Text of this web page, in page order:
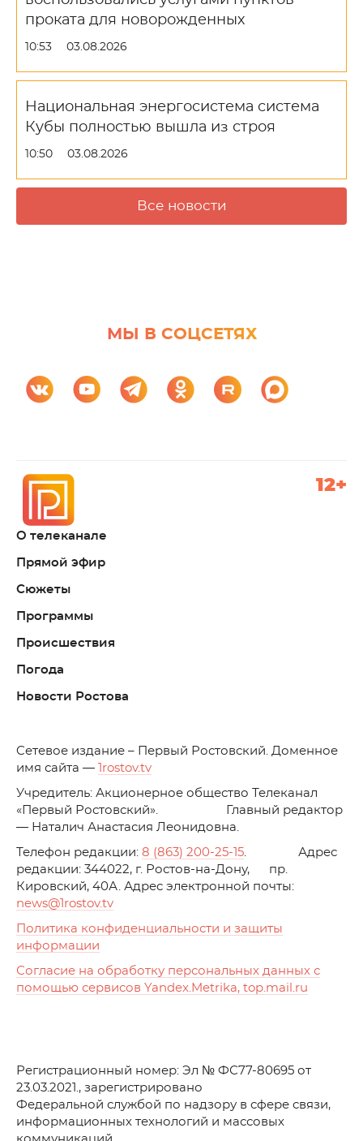
проката для новорожденных
10:53 03.08.2026
Национальная энергосистема система
Кубы полностью вышла из строя
10:50 03.08.2026
Все новости
МЫ В СОЦСЕТЯХ
О телеканале
Прямой эфир
Сюжеты
Программы
Происшествия
Погода
Новости Ростова
12+
Cетевое издание – Первый Ростовский. Доменное
имя сайта —
1rostov.tv
Учредитель: Акционерное общество Телеканал
«Первый Ростовский». Главный редактор
— Наталич Анастасия Леонидовна.
Телефон редакции: 8 (863) 200-25-15. Адрес
редакции: 344022, г. Ростов-на-Дону, пр.
Кировский, 40А. Адрес электронной почты:
news@1rostov.tv
Политика конфиденциальности и защиты
информации
Согласие на обработку персональных данных с
помощью сервисов Yandex.Metrika, top.mail.ru
Регистрационный номер: Эл № ФС77-80695 от
23.03.2021., зарегистрировано
Федеральной службой по надзору в сфере связи,
информационных технологий и массовых